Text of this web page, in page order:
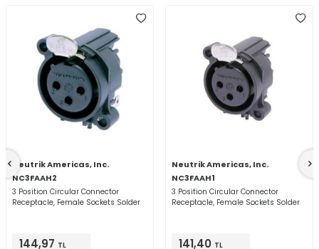
Neutrik Americas, Inc.
NC3FAAH2
3 Position Circular Connector
Receptacle, Female Sockets Solder
144,97 TL
Neutrik Americas, Inc.
NC3FAAH1
3 Position Circular Connector
Receptacle, Female Sockets Solder
141,40 TL